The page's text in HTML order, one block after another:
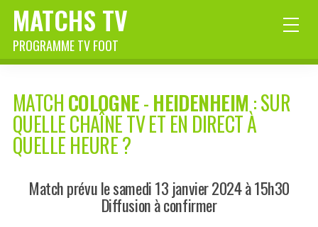
MATCHS TV
PROGRAMME TV FOOT
MATCHCOLOGNE-HEIDENHEIM : SUR
QUELLE CHAÎNE TV ET EN DIRECT À
QUELLE HEURE ?
Match prévu le samedi 13 janvier 2024 à 15h30
Diffusion à confirmer